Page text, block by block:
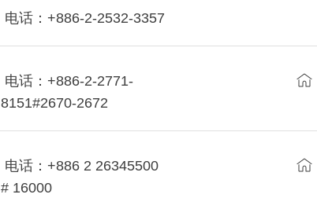
电话：+886-2-2532-3357
电话：+886-2-2771-
8151#2670-2672
电话：+886 2 26345500
# 16000